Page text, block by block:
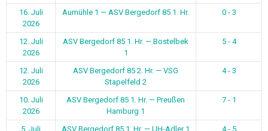
16. Juli
2026
Aumühle 1 — ASV Bergedorf 85 1. Hr. 0 - 3
12. Juli
2026
ASV Bergedorf 85 1. Hr. — Bostelbek
1
5 - 4
12. Juli
2026
ASV Bergedorf 85 2. Hr. — VSG
Stapelfeld 2
4 - 3
10. Juli
2026
ASV Bergedorf 85 1. Hr. — Preußen
Hamburg 1
7 - 1
5. Juli
ASV Bergedorf 85 1. Hr. — UH-Adler 1 4 - 5